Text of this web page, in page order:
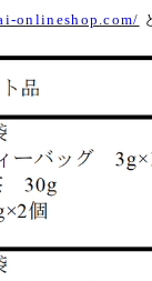
onlineshop.com/